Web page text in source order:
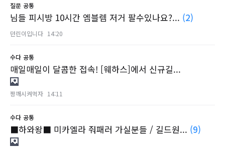
질문 공통
님들 피시방 10시간 엠블렘 저거 팔수있나요?... (2)
던린이입니다 14:20
수다 공통
매일매일이 달콤한 접속! [웨하스]에서 신규길...
짱깨시켜먹자 14:11
수다 공통
■하와왕■ 미카엘라 줘패러 가실분들 / 길드원... (9)